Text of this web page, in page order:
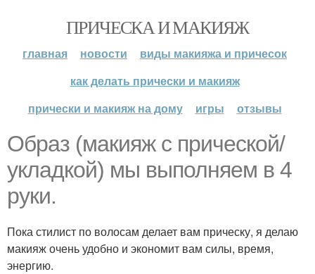
ПРИЧЕСКА И МАКИЯЖ
главная новости
виды макияжа и причесок
как делать прически и макияж
прически и макияж на дому
игры отзывы
Образ (макияж с прической/
укладкой) мы выполняем в 4
руки.
Пока стилист по волосам делает вам прическу, я делаю
макияж очень удобно и экономит вам силы, время,
энергию.